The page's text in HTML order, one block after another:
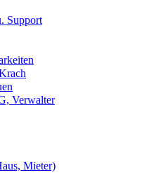
Support
Verwalter
Mieter)